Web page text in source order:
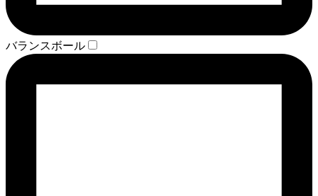
バランスボール